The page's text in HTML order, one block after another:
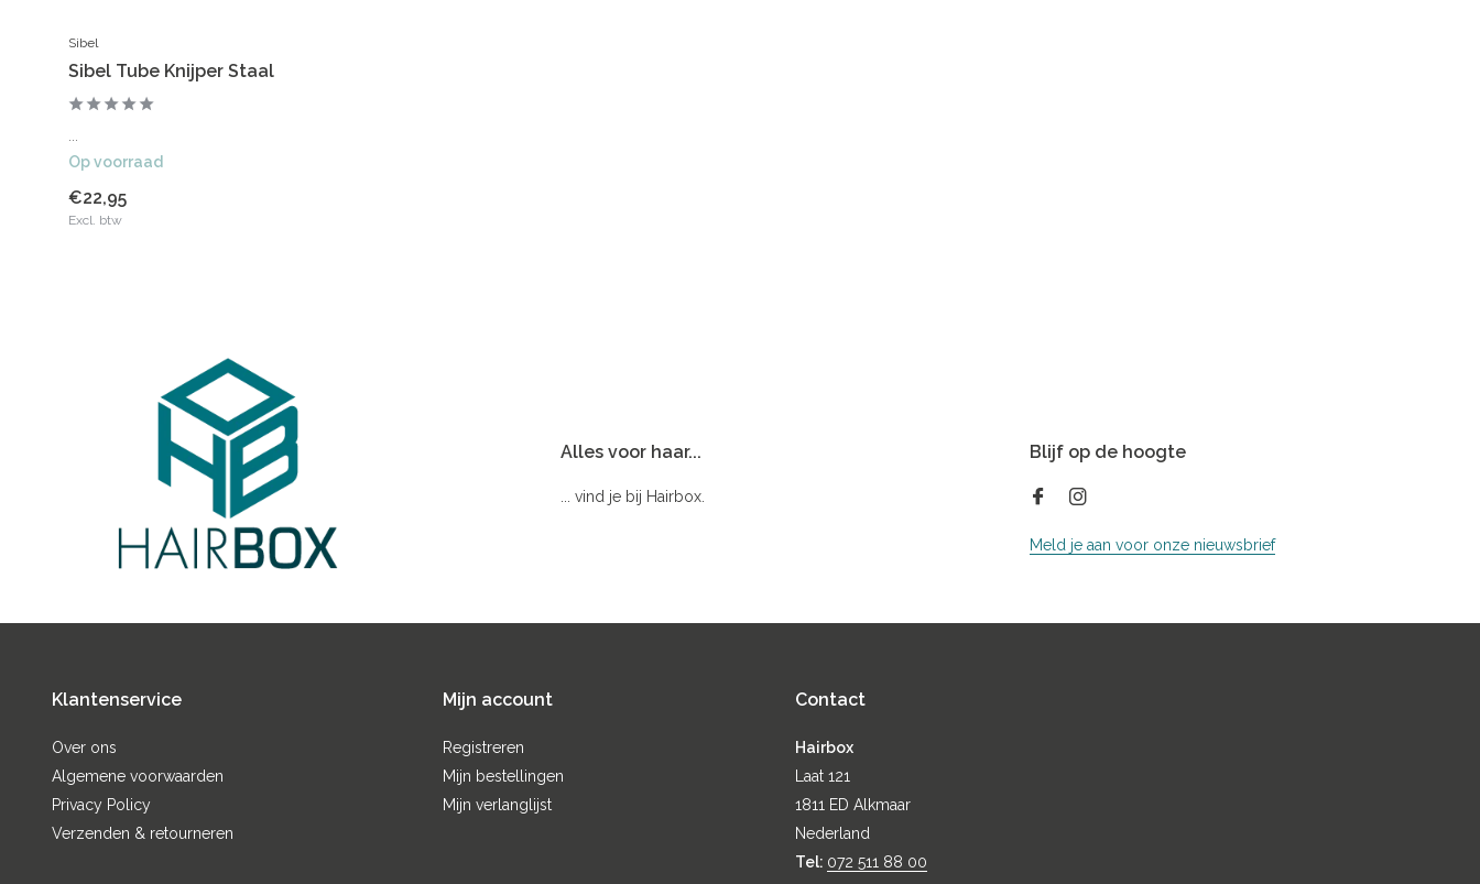
Sibel
Sibel Tube Knijper Staal
Op voorraad
€22,95
Excl. btw
Alles voor haar...
... vind je bij Hairbox.
Blijf op de hoogte
Meld je aan voor onze nieuwsbrief
Klantenservice
Over ons
Algemene voorwaarden
Privacy Policy
Verzenden & retourneren
Mijn account
Registreren
Mijn bestellingen
Mijn verlanglijst
Contact
Hairbox
Laat 121
1811 ED Alkmaar
Nederland
Tel: 072 511 88 00